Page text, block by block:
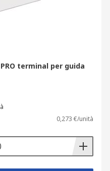
terminal per guida
0,273 €/unità